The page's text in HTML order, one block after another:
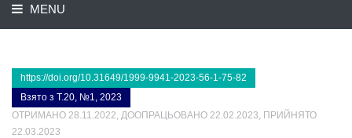
MENU
https://doi.org/10.31649/1999-9941-2023-56-1-75-82
Взято з Т.20, №1, 2023
ОТРИМАНО 28.11.2022, ДООПРАЦЬОВАНО 22.02.2023, ПРИЙНЯТО
22.03.2023